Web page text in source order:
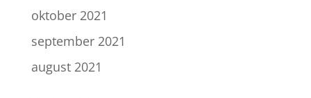
oktober 2021
september 2021
august 2021